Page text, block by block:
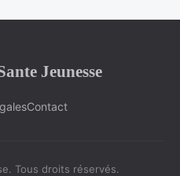
Jeunesse
Contact
Tous droits réservés.